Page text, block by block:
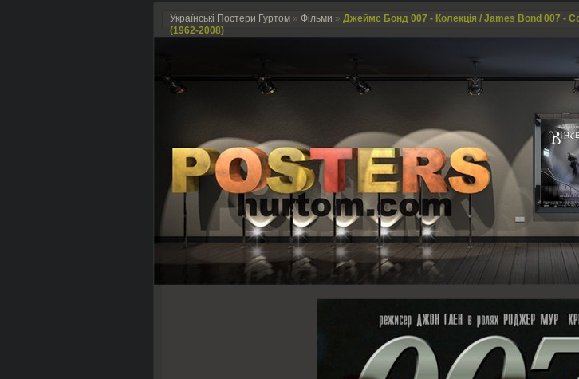
Українські Постери Гуртом » Фільми » Джеймс Бонд 007 - Колекція / James Bond 007 -
(1962-2008)